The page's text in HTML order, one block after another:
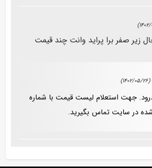
زیر صفر برا پراید وانت چند قیمت
(1402/05/26)
جهت استعلام لیست قیمت با شماره
در سایت تماس بگیرید.